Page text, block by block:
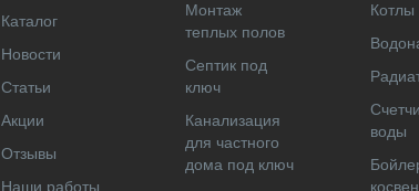
Каталог
Новости
Статьи
Акции
Отзывы
Наши работы
Монтаж
теплых полов
Септик под
ключ
Канализация
для частного
дома под ключ
Котлы
воды